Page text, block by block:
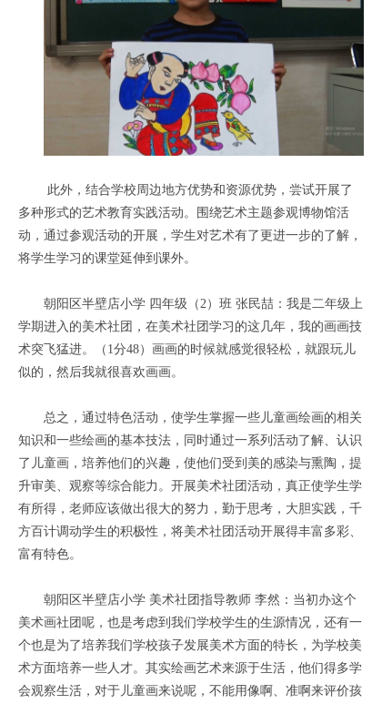
此外，结合学校周边地方优势和资源优势，尝试开展了
多种形式的艺术教育实践活动。围绕艺术主题参观博物馆活
动，通过参观活动的开展，学生对艺术有了更进一步的了解，
将学生学习的课堂延伸到课外。
朝阳区半壁店小学 四年级（2）班 张民喆：我是二年级上
学期进入的美术社团，在美术社团学习的这几年，我的画画技
术突飞猛进。（1分48）画画的时候就感觉很轻松，就跟玩儿
似的，然后我就很喜欢画画。
总之，通过特色活动，使学生掌握一些儿童画绘画的相关
知识和一些绘画的基本技法，同时通过一系列活动了解、认识
了儿童画，培养他们的兴趣，使他们受到美的感染与熏陶，提
升审美、观察等综合能力。开展美术社团活动，真正使学生学
有所得，老师应该做出很大的努力，勤于思考，大胆实践，千
方百计调动学生的积极性，将美术社团活动开展得丰富多彩、
富有特色。
朝阳区半壁店小学 美术社团指导教师 李然：当初办这个
美术画社团呢，也是考虑到我们学校学生的生源情况，还有一
个也是为了培养我们学校孩子发展美术方面的特长，为学校美
术方面培养一些人才。其实绘画艺术来源于生活，他们得多学
会观察生活，对于儿童画来说呢，不能用像啊、准啊来评价孩